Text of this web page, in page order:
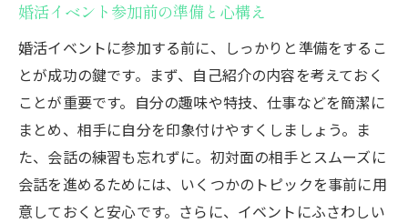
婚活イベント参加前の準備と心構え
婚活イベントに参加する前に、しっかりと準備をするこ
とが成功の鍵です。まず、自己紹介の内容を考えておく
ことが重要です。自分の趣味や特技、仕事などを簡潔に
まとめ、相手に自分を印象付けやすくしましょう。ま
た、会話の練習も忘れずに。初対面の相手とスムーズに
会話を進めるためには、いくつかのトピックを事前に用
意しておくと安心です。さらに、イベントにふさわしい